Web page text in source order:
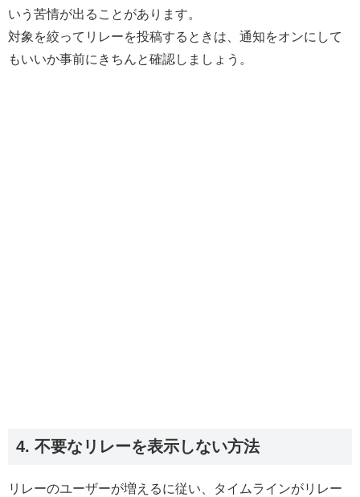
いう苦情が出ることがあります。
対象を絞ってリレーを投稿するときは、通知をオンにして
もいいか事前にきちんと確認しましょう。
4. 不要なリレーを表示しない方法
リレーのユーザーが増えるに従い、タイムラインがリレー